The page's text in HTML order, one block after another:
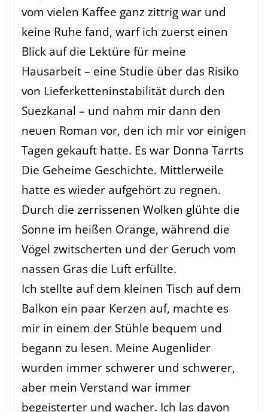
vom vielen Kaffee ganz zittrig war und
keine Ruhe fand, warf ich zuerst einen
Blick auf die Lektüre für meine
Hausarbeit – eine Studie über das Risiko
von Lieferketteninstabilität durch den
Suezkanal – und nahm mir dann den
neuen Roman vor, den ich mir vor einigen
Tagen gekauft hatte. Es war Donna Tarrts
Die Geheime Geschichte. Mittlerweile
hatte es wieder aufgehört zu regnen.
Durch die zerrissenen Wolken glühte die
Sonne im heißen Orange, während die
Vögel zwitscherten und der Geruch vom
nassen Gras die Luft erfüllte.
Ich stellte auf dem kleinen Tisch auf dem
Balkon ein paar Kerzen auf, machte es
mir in einem der Stühle bequem und
begann zu lesen. Meine Augenlider
wurden immer schwerer und schwerer,
aber mein Verstand war immer
begeisterter und wacher. Ich las davon